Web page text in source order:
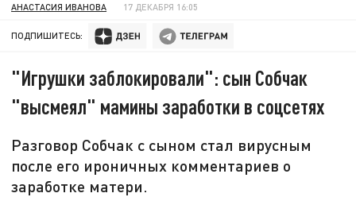
АНАСТАСИЯ ИВАНОВА 17 ДЕКАБРЯ 16:05
ПОДПИШИТЕСЬ:
"Игрушки заблокировали": сын Собчак
"высмеял" мамины заработки в соцсетях
Разговор Собчак с сыном стал вирусным
после его ироничных комментариев о
заработке матери.